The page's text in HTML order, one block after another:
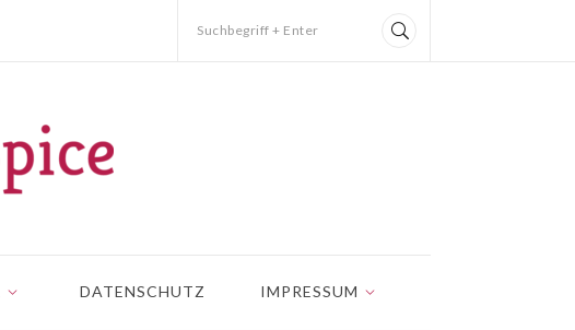
Suchbegriff + Enter
DATENSCHUTZ IMPRESSUM